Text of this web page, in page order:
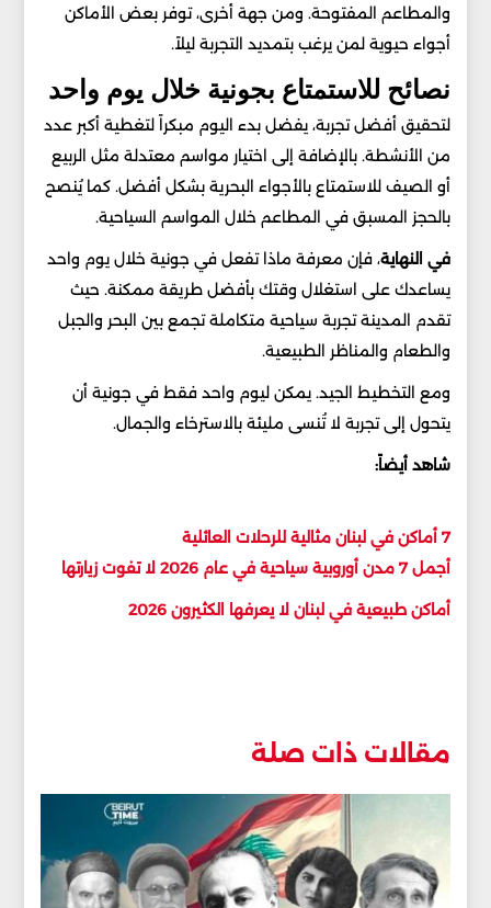
والمطاعم المفتوحة. ومن جهة أخرى، توفر بعض الأماكن
أجواء حيوية لمن يرغب بتمديد التجربة ليلاً.
نصائح للاستمتاع بجونية خلال يوم واحد
لتحقيق أفضل تجربة، يفضل بدء اليوم مبكراً لتغطية أكبر عدد
من الأنشطة. بالإضافة إلى اختيار مواسم معتدلة مثل الربيع
أو الصيف للاستمتاع بالأجواء البحرية بشكل أفضل. كما يُنصح
بالحجز المسبق في المطاعم خلال المواسم السياحية.
في النهاية، فإن معرفة ماذا تفعل في جونية خلال يوم واحد
يساعدك على استغلال وقتك بأفضل طريقة ممكنة. حيث
تقدم المدينة تجربة سياحية متكاملة تجمع بين البحر والجبل
والطعام والمناظر الطبيعية.
ومع التخطيط الجيد. يمكن ليوم واحد فقط في جونية أن
يتحول إلى تجربة لا تُنسى مليئة بالاسترخاء والجمال.
شاهد أيضاً:
7 أماكن في لبنان مثالية للرحلات العائلية
أجمل 7 مدن أوروبية سياحية في عام 2026 لا تفوت زيارتها
أماكن طبيعية في لبنان لا يعرفها الكثيرون 2026
مقالات ذات صلة